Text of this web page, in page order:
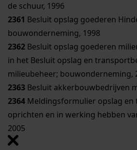
de schuur, 1996
2361 Besluit opslag goederen
bouwonderneming, 1998
2362 Besluit opslag goederen
in het Besluit opslag en
milieubeheer; bouwonderneming,
2363 Besluit akkerbouwbedrijven
2364 Meldingsformulier opslag en
oprichten en in werking hebben
2005